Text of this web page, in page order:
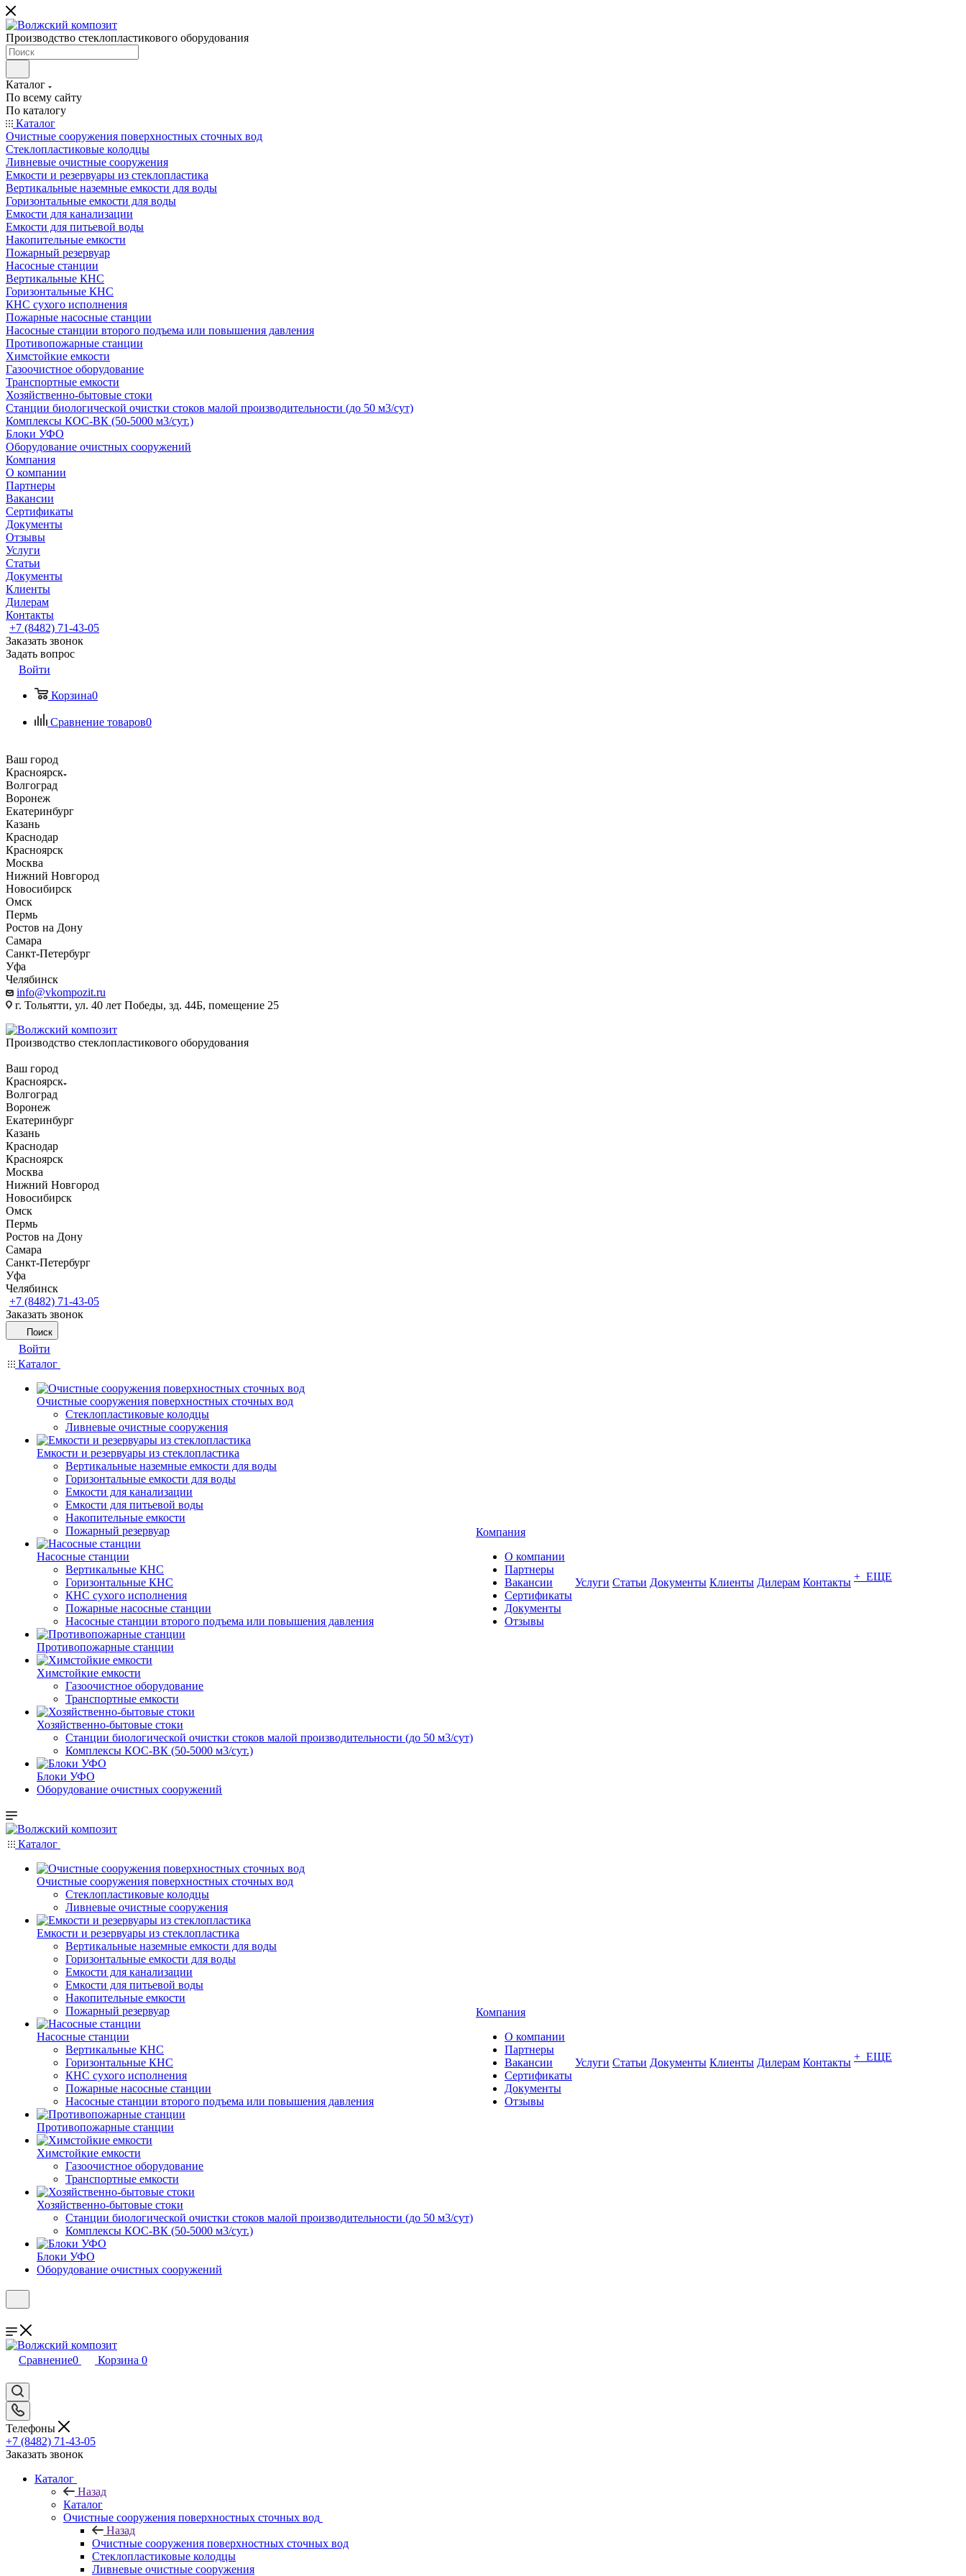
Производство стеклопластикового оборудования
Каталог
По всему сайту
По каталогу
Каталог
Очистные сооружения поверхностных сточных вод
Стеклопластиковые колодцы
Ливневые очистные сооружения
Емкости и резервуары из стеклопластика
Вертикальные наземные емкости для воды
Горизонтальные емкости для воды
Емкости для канализации
Емкости для питьевой воды
Накопительные емкости
Пожарный резервуар
Насосные станции
Вертикальные КНС
Горизонтальные КНС
КНС сухого исполнения
Пожарные насосные станции
Насосные cтанции второго подъема или повышения давления
Противопожарные станции
Химстойкие емкости
Газоочистное оборудование
Транспортные емкости
Хозяйственно-бытовые стоки
Станции биологической очистки стоков малой производительности (до 50 м3/сут)
Комплексы КОС-ВК (50-5000 м3/сут.)
Блоки УФО
Оборудование очистных сооружений
Компания
О компании
Партнеры
Вакансии
Сертификаты
Документы
Отзывы
Услуги
Статьи
Документы
Клиенты
Дилерам
Контакты
+7 (8482) 71-43-05
Заказать звонок
Задать вопрос
Войти
Корзина0
Сравнение товаров0
Ваш город
Красноярск
Волгоград
Воронеж
Екатеринбург
Казань
Краснодар
Красноярск
Москва
Нижний Новгород
Новосибирск
Омск
Пермь
Ростов на Дону
Самара
Санкт-Петербург
Уфа
Челябинск
info@vkompozit.ru
г. Тольятти, ул. 40 лет Победы, зд. 44Б, помещение 25
Производство стеклопластикового оборудования
Ваш город
Красноярск
Волгоград
Воронеж
Екатеринбург
Казань
Краснодар
Красноярск
Москва
Нижний Новгород
Новосибирск
Омск
Пермь
Ростов на Дону
Самара
Санкт-Петербург
Уфа
Челябинск
+7 (8482) 71-43-05
Заказать звонок
Поиск
Войти
Каталог
Очистные сооружения поверхностных сточных вод
Стеклопластиковые колодцы
Ливневые очистные сооружения
Емкости и резервуары из стеклопластика
Вертикальные наземные емкости для воды
Горизонтальные емкости для воды
Емкости для канализации
Емкости для питьевой воды
Накопительные емкости
Пожарный резервуар
Насосные станции
Вертикальные КНС
Горизонтальные КНС
КНС сухого исполнения
Пожарные насосные станции
Насосные cтанции второго подъема или повышения давления
Противопожарные станции
Химстойкие емкости
Газоочистное оборудование
Транспортные емкости
Хозяйственно-бытовые стоки
Станции биологической очистки стоков малой производительности (до 50 м3/сут)
Комплексы КОС-ВК (50-5000 м3/сут.)
Блоки УФО
Оборудование очистных сооружений
Компания
О компании
Партнеры
Вакансии
Сертификаты
Документы
Отзывы
Услуги Статьи Документы Клиенты Дилерам Контакты + ЕЩЕ
Каталог
Очистные сооружения поверхностных сточных вод
Стеклопластиковые колодцы
Ливневые очистные сооружения
Емкости и резервуары из стеклопластика
Вертикальные наземные емкости для воды
Горизонтальные емкости для воды
Емкости для канализации
Емкости для питьевой воды
Накопительные емкости
Пожарный резервуар
Насосные станции
Вертикальные КНС
Горизонтальные КНС
КНС сухого исполнения
Пожарные насосные станции
Насосные cтанции второго подъема или повышения давления
Противопожарные станции
Химстойкие емкости
Газоочистное оборудование
Транспортные емкости
Хозяйственно-бытовые стоки
Станции биологической очистки стоков малой производительности (до 50 м3/сут)
Комплексы КОС-ВК (50-5000 м3/сут.)
Блоки УФО
Оборудование очистных сооружений
Компания
О компании
Партнеры
Вакансии
Сертификаты
Документы
Отзывы
Услуги Статьи Документы Клиенты Дилерам Контакты + ЕЩЕ
Сравнение0 Корзина 0
Телефоны
+7 (8482) 71-43-05
Заказать звонок
Каталог
Назад
Каталог
Очистные сооружения поверхностных сточных вод
Назад
Очистные сооружения поверхностных сточных вод
Стеклопластиковые колодцы
Ливневые очистные сооружения